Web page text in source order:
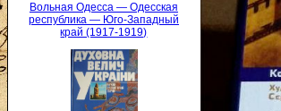
Вольная Одесса — Одесская
республика — Юго-Западный
край (1917-1919)